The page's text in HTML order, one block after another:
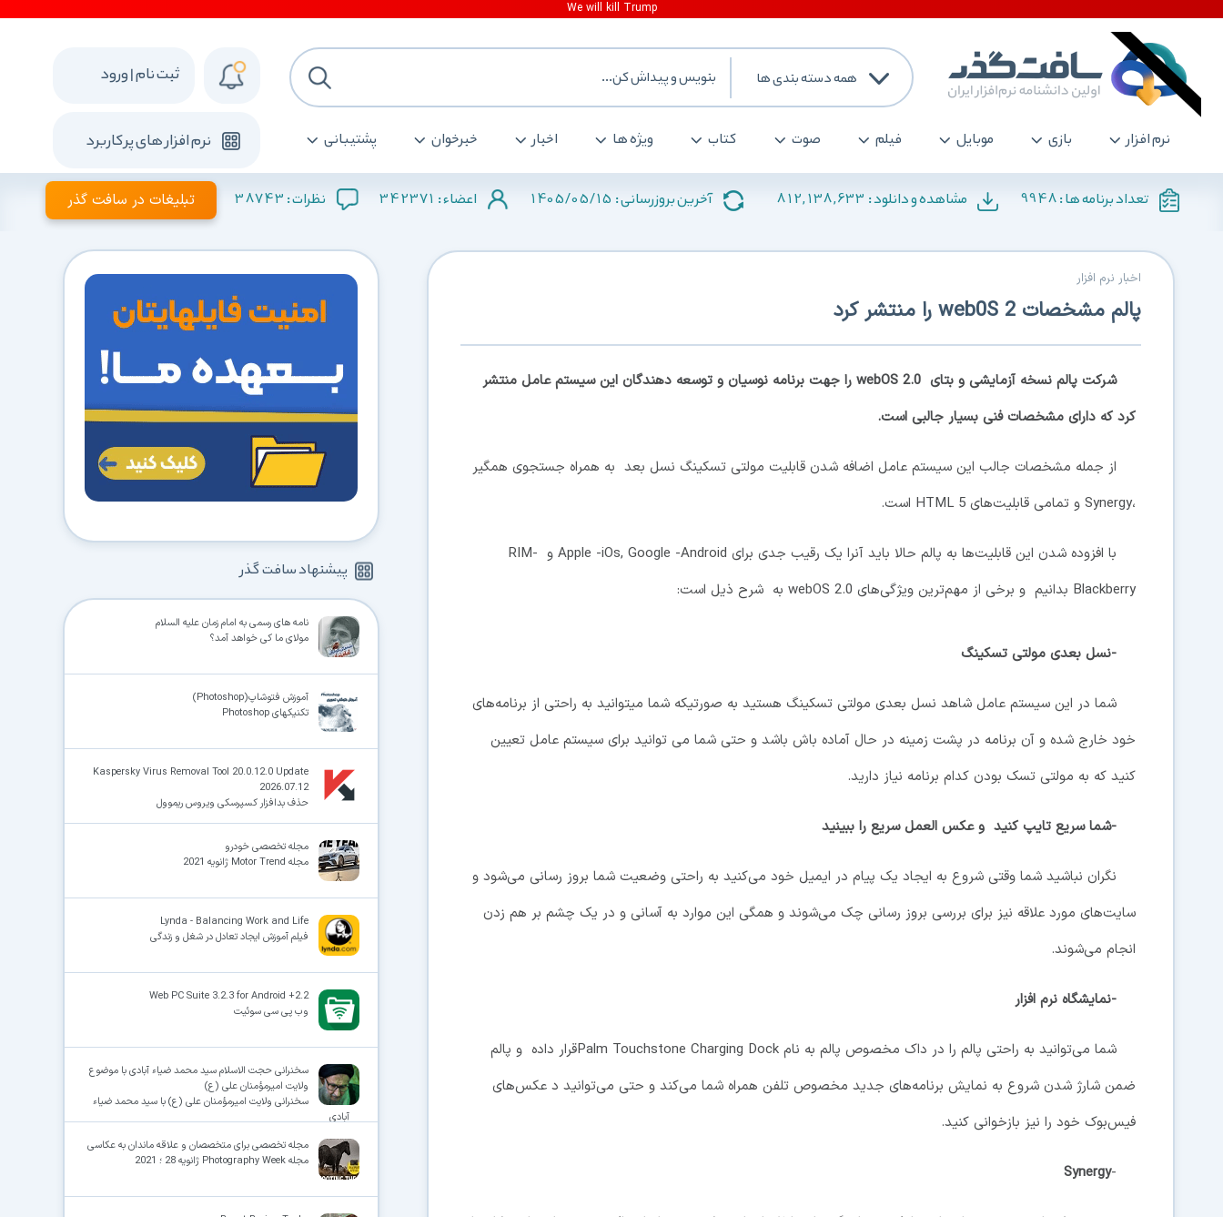
همه دسته بندی ها
نرم افزار بازی موبایل فیلم صوت کتاب ویژه ها اخبار خبرخوان پشتیبانی نرم افزار های پرکاربرد
ثبت نام | ورود
تعداد برنامه ها :9948 مشاهده و دانلود : 812,138,633 آخرین بروزرسانی : 1405/05/15 اعضاء : 342371 نظرات : 38743 تبلیغات در سافت گذر
اخبار نرم افزار
پالم مشخصات web0S 2 را منتشر کرد
شرکت پالم نسخه آزمایشی و بتای webOS 2.0 را جهت برنامه نوسیان و توسعه دهندگان این سیستم عامل منتشر
کرد که دارای مشخصات فنی بسیار جالبی است.
از جمله مشخصات جالب این سیستم عامل اضافه شدن قابلیت مولتی تسکینگ نسل بعد به همراه جستجوی همگیر
،Synergy و تمامی قابلیت‌های HTML 5 است.
با افزوده شدن این قابلیت‌ها به پالم حالا باید آنرا یک رقیب جدی برای Apple -iOs, Google -Android و RIM-
Blackberry بدانیم و برخی از مهم‌ترین ویژگی‌های webOS 2.0 به شرح ذیل است:
-نسل بعدی مولتی تسکینگ
شما در این سیستم عامل شاهد نسل بعدی مولتی تسکینگ هستید به صورتیکه شما میتوانید به راحتی از برنامه‌های
خود خارج شده و آن برنامه در پشت زمینه در حال آماده باش باشد و حتی شما می توانید برای سیستم عامل تعیین
کنید که به مولتی تسک بودن کدام برنامه نیاز دارید.
-شما سریع تایپ کنید و عکس العمل سریع را ببینید
نگران نباشید شما وقتی شروع به ایجاد یک پیام در ایمیل خود می‌کنید به راحتی وضعیت شما بروز رسانی می‌شود و
سایت‌های مورد علاقه نیز برای بررسی بروز رسانی چک می‌شوند و همگی این موارد به آسانی و در یک چشم بر هم زدن
انجام می‌شوند.
-نمایشگاه نرم افزار
شما می‌توانید به راحتی پالم را در داک مخصوص پالم به نام Palm Touchstone Charging Dockقرار داده و پالم
ضمن شارژ شدن شروع به نمایش برنامه‌های جدید مخصوص تلفن همراه شما می‌کند و حتی می‌توانید د عکس‌های
فیس‌بوک خود را نیز بازخوانی کنید.
-
Synergy
پیشنهاد سافت گذر
نامه های رسمی به امام زمان علیه السلام
مولای ما کی خواهد آمد؟
آموزش فتوشاپ(Photoshop)
تکنیکهای Photoshop
Kaspersky Virus Removal Tool 20.0.12.0 Update
2026.07.12
حذف بدافزار کسپرسکی ویروس ریموول
مجله تخصصی خودرو
مجله Motor Trend ژانویه 2021
Lynda - Balancing Work and Life
فیلم آموزش ایجاد تعادل در شغل و زندگی
Web PC Suite 3.2.3 for Android +2.2
وب پی سی سوئیت
سخنرانی حجت الاسلام سید محمد ضیاء آبادی با موضوع
ولایت امیرمؤمنان علی (ع)
سخنرانی ولایت امیرمؤمنان علی (ع) با سید محمد ضیاء
آبادی
مجله تخصصی برای متخصصان و علاقه ماندان به عکاسی
مجله Photography Week ژانویه 28 ؛ 2021